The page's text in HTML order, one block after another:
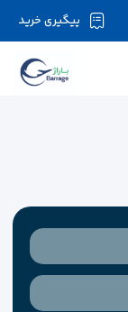
باشد لطفا
پیگیری خرید